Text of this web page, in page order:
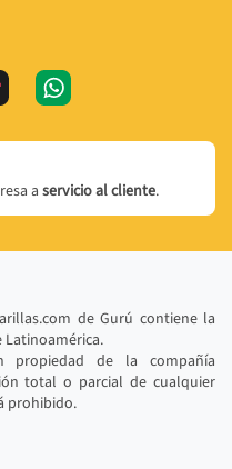
aservicio al cliente.
de Gurú contiene la
Latinoamérica.
propiedad de la compañía
total o parcial de cualquier
prohibido.